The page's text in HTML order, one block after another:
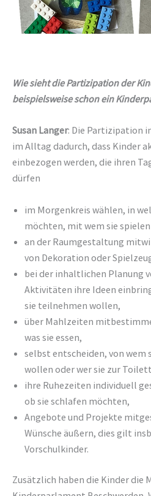
Wie sieht die Partizipation der
beispielsweise schon ein
Susan Langer: Die Partizipation
im Alltag dadurch, dass Kinder
einbezogen werden, die ihren
dürfen
im Morgenkreis wählen, in
möchten, mit wem sie
an der Raumgestaltung
von Dekoration oder
bei der inhaltlichen Planung
Aktivitäten ihre Ideen
sie teilnehmen wollen,
über Mahlzeiten
was sie essen,
selbst entscheiden, von wem
wollen oder wer sie zur
ihre Ruhezeiten individuell
ob sie schlafen möchten,
Angebote und Projekte
Wünsche äußern, dies gilt
Vorschulkinder.
Zusätzlich haben die Kinder die